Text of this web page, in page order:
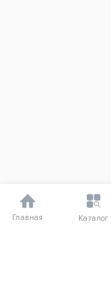
Главная Каталог